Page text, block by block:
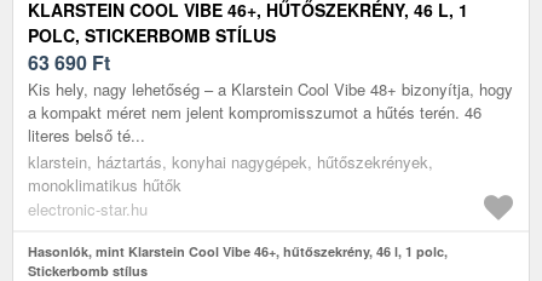
KLARSTEIN COOL VIBE 46+, HŰTŐSZEKRÉNY, 46 L, 1
POLC, STICKERBOMB STÍLUS
63 690 Ft
Kis hely, nagy lehetőség – a Klarstein Cool Vibe 48+ bizonyítja, hogy
a kompakt méret nem jelent kompromisszumot a hűtés terén. 46
literes belső té...
klarstein, háztartás, konyhai nagygépek, hűtőszekrények,
monoklimatikus hűtők
electronic-star.hu
Hasonlók, mint Klarstein Cool Vibe 46+, hűtőszekrény, 46 l, 1 polc,
Stickerbomb stílus